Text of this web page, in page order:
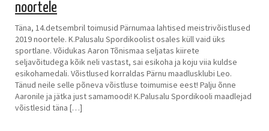
noortele
Täna, 14.detsembril toimusid Pärnumaa lahtised meistrivõistlused
2019 noortele. K.Palusalu Spordikoolist osales küll vaid üks
sportlane. Võidukas Aaron Tõnismaa seljatas kiirete
seljavõitudega kõik neli vastast, sai esikoha ja koju viia kuldse
esikohamedali. Võistlused korraldas Pärnu maadlusklubi Leo.
Tänud neile selle põneva võistluse toimumise eest! Palju õnne
Aaronile ja jätka just samamoodi! K.Palusalu Spordikooli maadlejad
võistlesid täna […]